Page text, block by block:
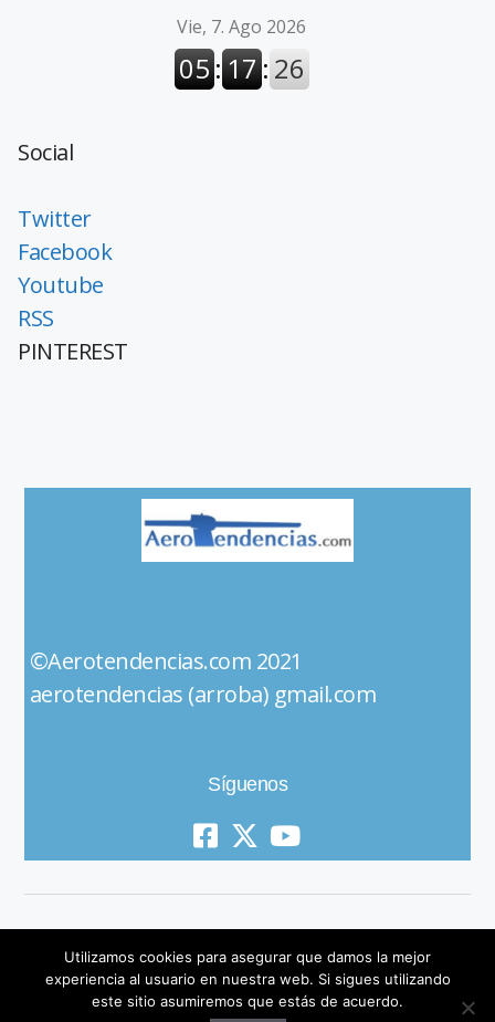
Social
Twitter
Facebook
Youtube
RSS
PINTEREST
©Aerotendencias.com 2021
aerotendencias (arroba) gmail.com
Síguenos
© 2019 All Rights Reserved
Utilizamos cookies para asegurar que damos la mejor
experiencia al usuario en nuestra web. Si sigues utilizando
este sitio asumiremos que estás de acuerdo.